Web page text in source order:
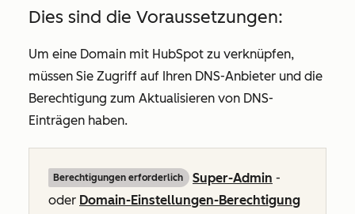
Dies sind die Voraussetzungen:
Um eine Domain mit HubSpot zu verknüpfen,
müssen Sie Zugriff auf Ihren DNS-Anbieter und die
Berechtigung zum Aktualisieren von DNS-
Einträgen haben.
Berechtigungen erforderlich Super-Admin -
oder Domain-Einstellungen-Berechtigung